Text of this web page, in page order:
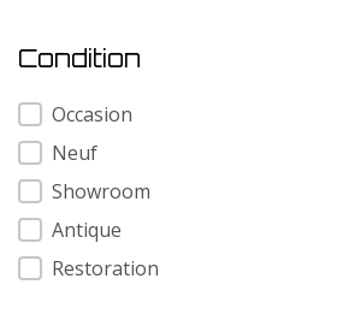
Condition
Condition
Occasion
Neuf
Showroom
Antique
Restoration